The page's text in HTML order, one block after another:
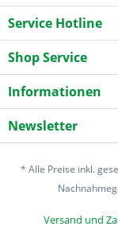
Service Hotline
Shop Service
Informationen
Newsletter
* Alle Preise inkl.
Versand und